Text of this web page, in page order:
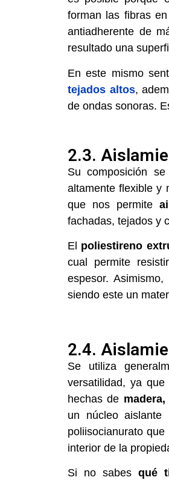
forman las fibras
antiadherente de
resultado una
En este mismo
tejados altos,
de ondas sonoras.
2.3.
Su composición
altamente flexible y
que nos permite
fachadas, tejados y
El poliestireno
cual permite
espesor.
siendo este un
2.4.
Se utiliza
versatilidad, ya
hechas de
un núcleo aislante
poliisocianurato
interior de la
Si no sabesqué